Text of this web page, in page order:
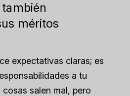
méritos
expectativas claras; es
a tu
salen mal, pero